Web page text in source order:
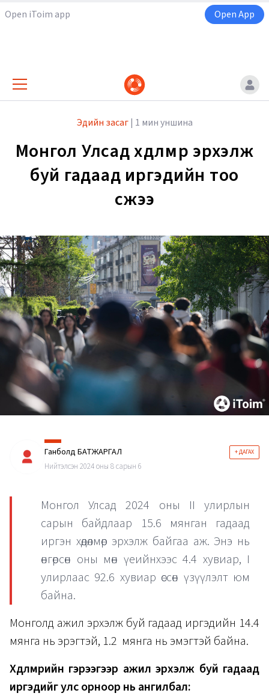
Open iToim app Open App
Эдийн засаг | 1 мин уншина
Монгол Улсад хөдөлмөр эрхэлж
буй гадаад иргэдийн тоо
өсжээ
Ганболд БАТЖАРГАЛ + ДАГАХ
Нийтэлсэн 2024 оны 8 сарын 6
Монгол Улсад 2024 оны II улирлын
сарын байдлаар 15.6 мянган гадаад
иргэн хөдөлмөр эрхэлж байгаа аж. Энэ нь
өнгөрсөн оны мөн үеийнхээс 4.4 хувиар, I
улирлаас 92.6 хувиар өссөн үзүүлэлт юм
байна.
Монголд ажил эрхэлж буй гадаад иргэдийн 14.4
мянга нь эрэгтэй, 1.2 мянга нь эмэгтэй байна.
Хөдөлмөрийн гэрээгээр ажил эрхэлж буй гадаад
иргэдийг улс орноор нь ангилбал: